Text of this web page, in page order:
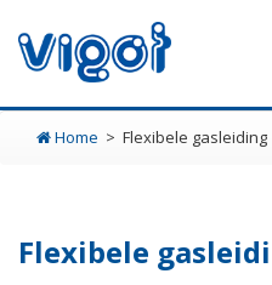
Home Flexibele gasleiding
Flexibele